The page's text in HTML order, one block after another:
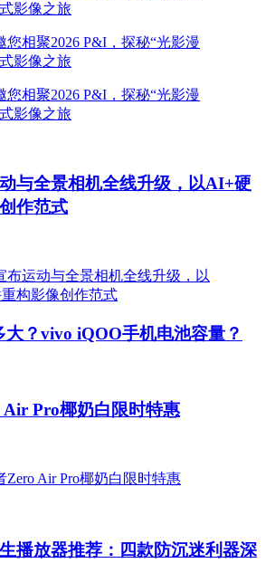
与全景相机全线升级，以AI+硬
作范式
大？vivo iQOO手机电池容量？
Air Pro椰奶白限时特惠
播放器推荐：四款防沉迷利器深